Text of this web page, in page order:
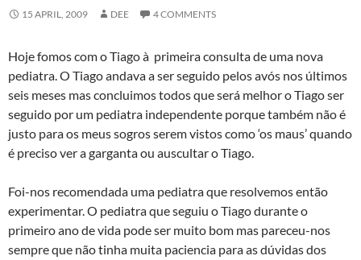
15 APRIL, 2009 DEE 4 COMMENTS
Hoje fomos com o Tiago à primeira consulta de uma nova
pediatra. O Tiago andava a ser seguido pelos avós nos últimos
seis meses mas concluimos todos que será melhor o Tiago ser
seguido por um pediatra independente porque também não é
justo para os meus sogros serem vistos como ‘os maus’ quando
é preciso ver a garganta ou auscultar o Tiago.
Foi-nos recomendada uma pediatra que resolvemos então
experimentar. O pediatra que seguiu o Tiago durante o
primeiro ano de vida pode ser muito bom mas pareceu-nos
sempre que não tinha muita paciencia para as dúvidas dos